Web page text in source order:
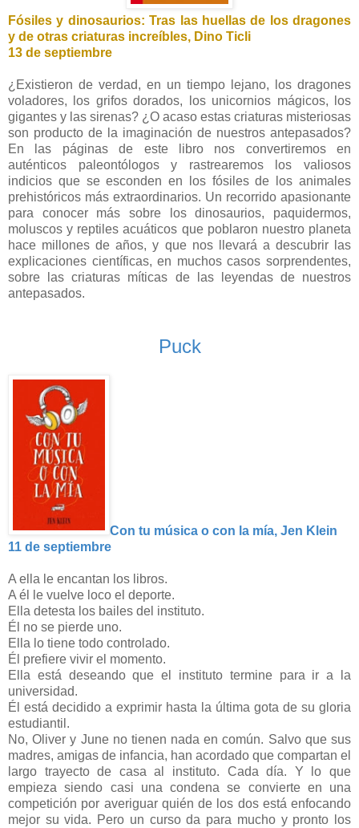
Fósiles y dinosaurios: Tras las huellas de los dragones
y de otras criaturas increíbles, Dino Ticli
13 de septiembre
¿Existieron de verdad, en un tiempo lejano, los dragones
voladores, los grifos dorados, los unicornios mágicos, los
gigantes y las sirenas? ¿O acaso estas criaturas misteriosas
son producto de la imaginación de nuestros antepasados?
En las páginas de este libro nos convertiremos en
auténticos paleontólogos y rastrearemos los valiosos
indicios que se esconden en los fósiles de los animales
prehistóricos más extraordinarios. Un recorrido apasionante
para conocer más sobre los dinosaurios, paquidermos,
moluscos y reptiles acuáticos que poblaron nuestro planeta
hace millones de años, y que nos llevará a descubrir las
explicaciones científicas, en muchos casos sorprendentes,
sobre las criaturas míticas de las leyendas de nuestros
antepasados.
Puck
Con tu música o con la mía, Jen Klein
11 de septiembre
A ella le encantan los libros.
A él le vuelve loco el deporte.
Ella detesta los bailes del instituto.
Él no se pierde uno.
Ella lo tiene todo controlado.
Él prefiere vivir el momento.
Ella está deseando que el instituto termine para ir a la
universidad.
Él está decidido a exprimir hasta la última gota de su gloria
estudiantil.
No, Oliver y June no tienen nada en común. Salvo que sus
madres, amigas de infancia, han acordado que compartan el
largo trayecto de casa al instituto. Cada día. Y lo que
empieza siendo casi una condena se convierte en una
competición por averiguar quién de los dos está enfocando
mejor su vida. Pero un curso da para mucho y pronto los